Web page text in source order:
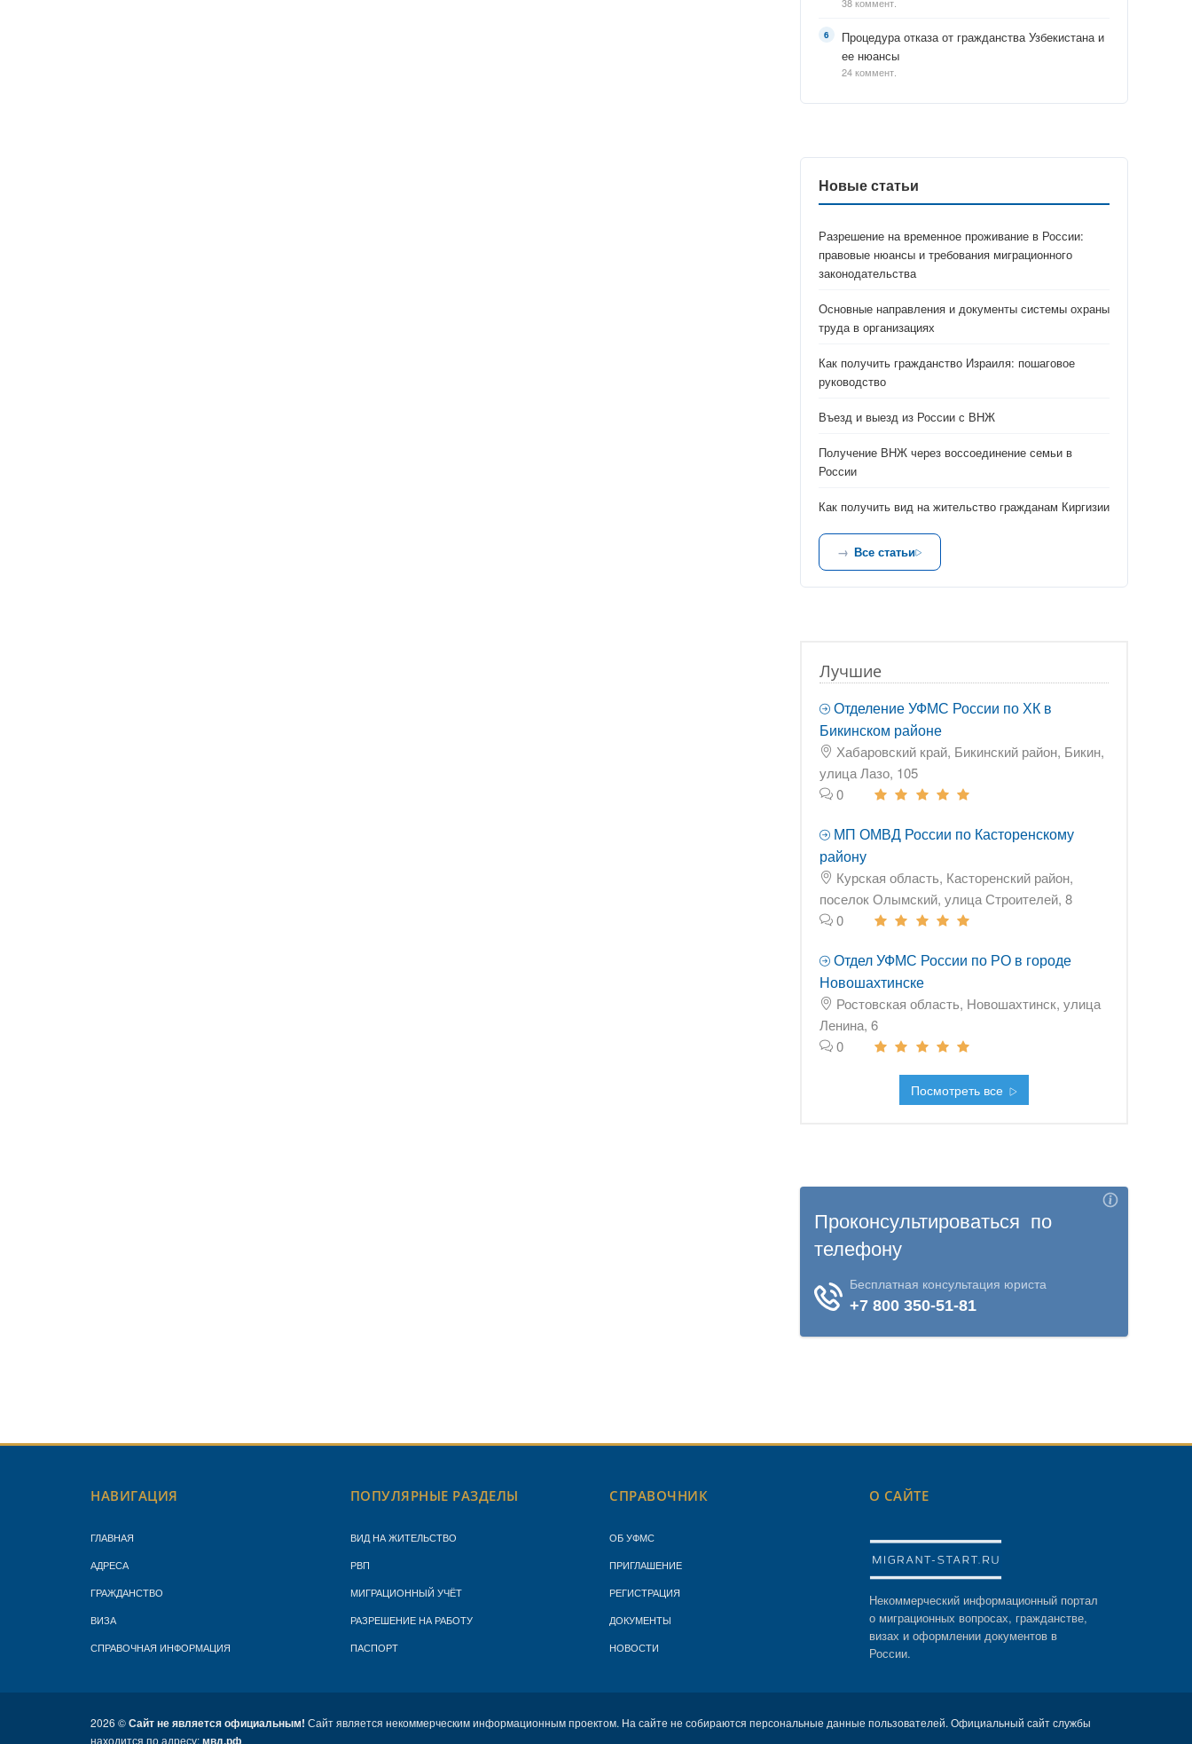
Процедура отказа от гражданства Узбекистана и
ее нюансы
24 коммент.
Новые статьи
Разрешение на временное проживание в России:
правовые нюансы и требования миграционного
законодательства
Основные направления и документы системы охраны
труда в организациях
Как получить гражданство Израиля: пошаговое
руководство
Въезд и выезд из России с ВНЖ
Получение ВНЖ через воссоединение семьи в
России
Как получить вид на жительство гражданам Киргизии
Все статьи
Лучшие
Отделение УФМС России по ХК в
Бикинском районе
Хабаровский край, Бикинский район, Бикин,
улица Лазо, 105
0
МП ОМВД России по Касторенскому
району
Курская область, Касторенский район,
поселок Олымский, улица Строителей, 8
0
Отдел УФМС России по РО в городе
Новошахтинске
Ростовская область, Новошахтинск, улица
Ленина, 6
0
Посмотреть все
НАВИГАЦИЯ
ГЛАВНАЯ
АДРЕСА
ГРАЖДАНСТВО
ВИЗА
СПРАВОЧНАЯ ИНФОРМАЦИЯ
ПОПУЛЯРНЫЕ РАЗДЕЛЫ
ВИД НА ЖИТЕЛЬСТВО
РВП
МИГРАЦИОННЫЙ УЧЁТ
РАЗРЕШЕНИЕ НА РАБОТУ
ПАСПОРТ
СПРАВОЧНИК
ОБ УФМС
ПРИГЛАШЕНИЕ
РЕГИСТРАЦИЯ
ДОКУМЕНТЫ
НОВОСТИ
О САЙТЕ
Некоммерческий информационный портал
о миграционных вопросах, гражданстве,
визах и оформлении документов в
России.
2026 ©Сайт не является официальным! Сайт является некоммерческим информационным проектом. На сайте не собираются персональные данные пользователей. Официальный сайт службы
находится по адресу:мвд.рф